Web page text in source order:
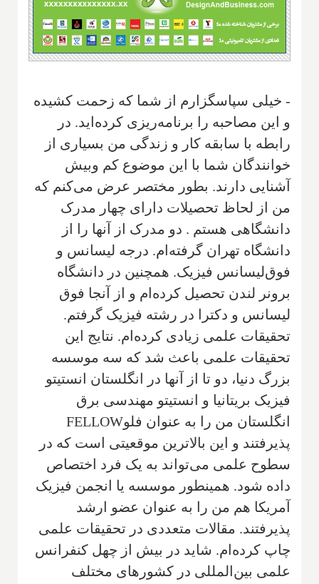
- خیلی سپاسگزارم از شما که زحمت کشیده
و این مصاحبه را برنامه‌ریزی کرده‌اید. در
رابطه با سابقه کار و زندگی من بسیاری از
خوانندگان شما با این موضوع کم وبیش
آشنایی دارند. بطور مختصر عرض می‌کنم که
من از لحاظ تحصیلات دارای چهار مدرک
دانشگاهی هستم . دو مدرک از آنها را از
دانشگاه تهران گرفته‌ام. درجه لیسانس و
فوق‌لیسانس فیزیک. همچنین در دانشگاه
برونر لندن تحصیل کرده‌ام و از آنجا فوق
لیسانس و دکترا در رشته فیزیک گرفتم.
تحقیقات علمی زیادی کرده‌ام. نتایج این
تحقیقات علمی باعث شد که سه موسسه
بزرگ دنیا، دو تا از آنها در انگلستان انستیتو
فیزیک بریتانیا و انستیتو مهندسی برق
انگلستان من را به عنوان فلوFELLOW
پذیرفتند و این بالاترین موقعیتی است که در
سطوح علمی می‌تواند به یک فرد اختصاص
داده شود. همینطور موسسه یا انجمن فیزیک
آمریکا هم من را به عنوان عضو ارشد
پذیرفتند. مقالات متعددی در تحقیقات علمی
چاپ کرده‌ام. شاید در بیش از چهل کنفرانس
علمی بین‌المللی در کشورهای مختلف